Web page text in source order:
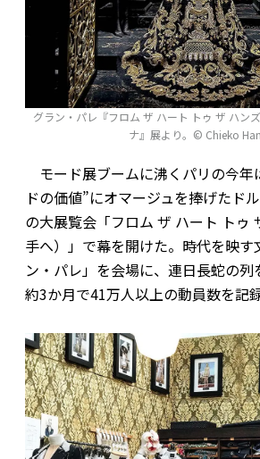
グラン・パレ『フロム ザ ハート トゥ ザ ハン
ナ』展より。© Chieko
モード展ブームに沸くパリの今年
ドの価値”にオマージュを捧げたド
の大展覧会「フロム ザ ハート トゥ
手へ）」で幕を開けた。時代を映す
ン・パレ」を会場に、連日長蛇の列
約3か月で41万人以上の動員数を記